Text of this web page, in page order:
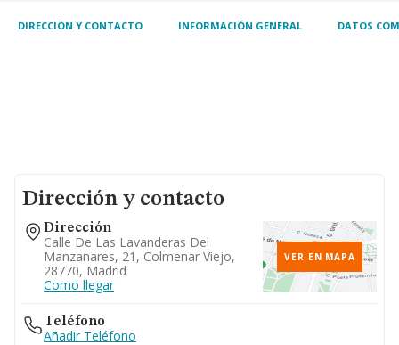
contado o a plaz
DIRECCIÓN Y CONTACTO INFORMACIÓN GENERAL DATOS
Dirección y contacto
Dirección
Calle De Las Lavanderas Del
Manzanares, 21, Colmenar Viejo,
28770, Madrid
Como llegar
VER EN MAPA
Teléfono
Añadir Teléfono